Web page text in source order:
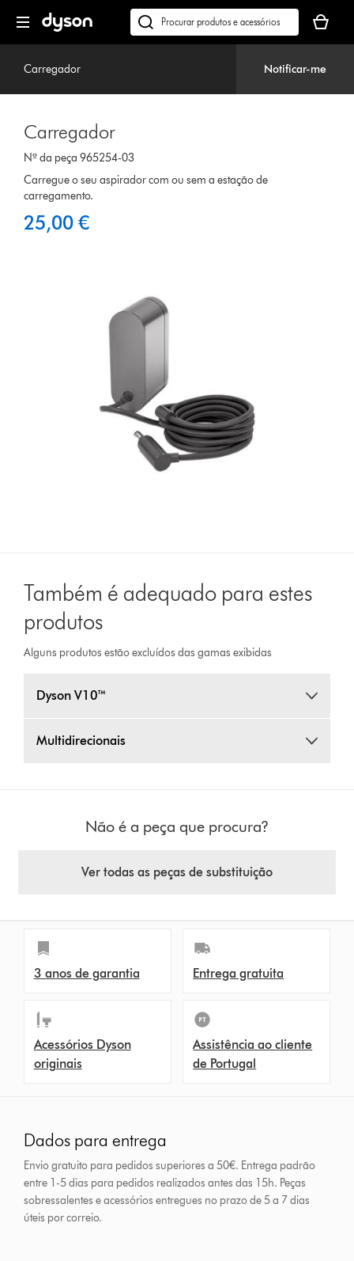
seguinte
Pesquisar
em
seu
cesto
compras
está
Carregador Notificar-me
Carregador
Nº da peça 965254-03
Carregue o seu aspirador com ou sem a estação de
carregamento.
25,00 €
Também é adequado para estes
produtos
Alguns produtos estão excluídos das gamas exibidas
Dyson V10™
Multidirecionais
Não é a peça que procura?
Ver todas as peças de substituição
3 anos de garantia Entrega gratuita
Acessórios Dyson
originais
Assistência ao cliente
de Portugal
Dados para entrega
Envio gratuito para pedidos superiores a 50€. Entrega padrão
entre 1-5 dias para pedidos realizados antes das 15h. Peças
sobressalentes e acessórios entregues no prazo de 5 a 7 dias
úteis por correio.